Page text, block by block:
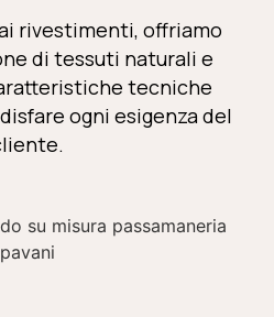
rivestimenti, offriamo
di tessuti naturali e
tecniche
ogni esigenza del